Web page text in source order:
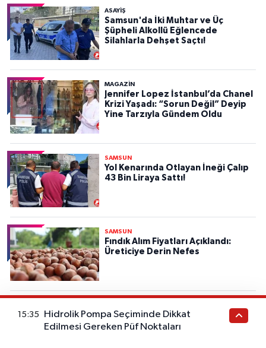
ASAYIŞ
Samsun'da İki Muhtar ve Üç
Şüpheli Alkollü Eğlencede
Silahlarla Dehşet Saçtı!
MAGAZİN
Jennifer Lopez İstanbul’da Chanel
Krizi Yaşadı: “Sorun Değil” Deyip
Yine Tarzıyla Gündem Oldu
SAMSUN
Yol Kenarında Otlayan İneği Çalıp
43 Bin Liraya Sattı!
SAMSUN
Fındık Alım Fiyatları Açıklandı:
Üreticiye Derin Nefes
Haber Gazetesi İçerik
15:35
Hidrolik Pompa Seçiminde Dikkat
Edilmesi Gereken Püf Noktaları